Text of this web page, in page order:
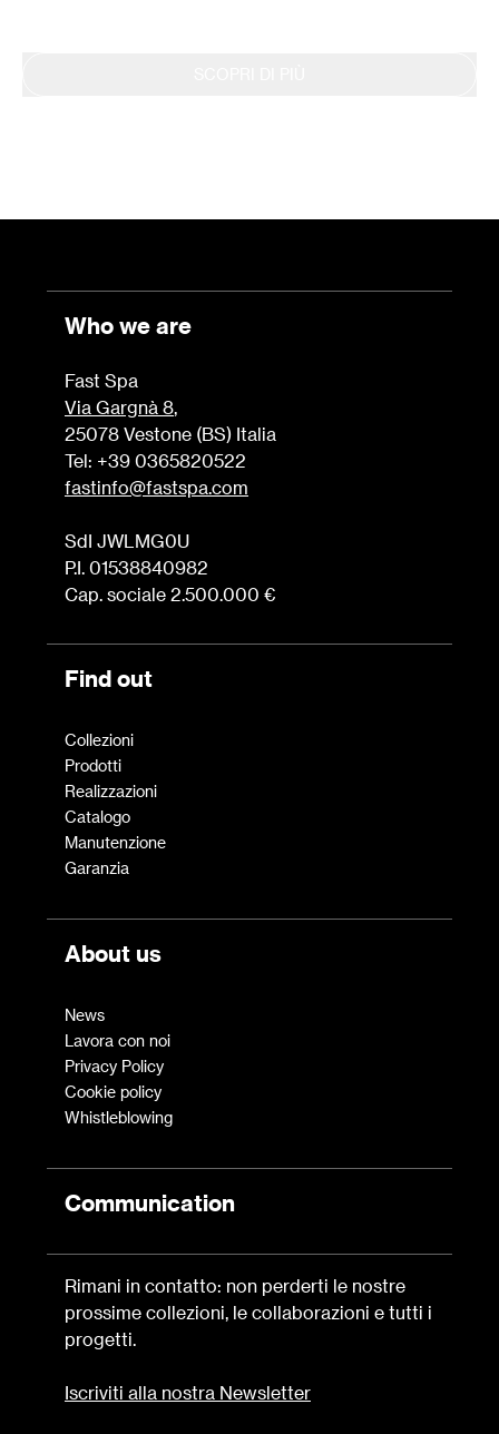
Who we are
Fast Spa
Via Gargnà 8,
25078 Vestone (BS) Italia
Tel: +39 0365820522
fastinfo@fastspa.com
SdI JWLMG0U
P.I. 01538840982
Cap. sociale 2.500.000 €
Find out
Collezioni
Prodotti
Realizzazioni
Catalogo
Manutenzione
Garanzia
About us
News
Lavora con noi
Privacy Policy
Cookie policy
Whistleblowing
Communication
Rimani in contatto: non perderti le nostre
prossime collezioni, le collaborazioni e tutti i
progetti.
Iscriviti alla nostra Newsletter